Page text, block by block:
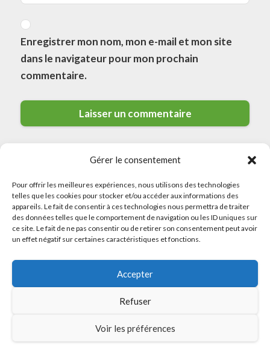
Gérer le consentement
Pour offrir les meilleures expériences, nous utilisons des technologies
telles que les cookies pour stocker et/ou accéder aux informations des
appareils. Le fait de consentir à ces technologies nous permettra de traiter
des données telles que le comportement de navigation ou les ID uniques sur
ce site. Le fait de ne pas consentir ou de retirer son consentement peut avoir
un effet négatif sur certaines caractéristiques et fonctions.
Accepter
Refuser
Voir les préférences
Enregistrer mon nom, mon e-mail et mon site
dans le navigateur pour mon prochain
commentaire.
© 2026 Meilleurs Plombiers · All rights reserved
Mentions Légales
Politique de Cookies